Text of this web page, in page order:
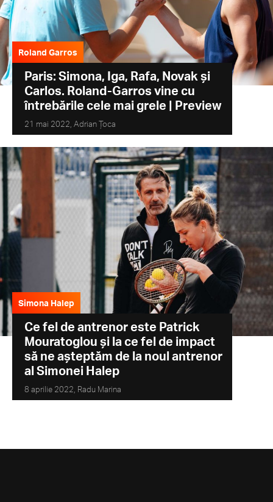
Roland Garros
Paris: Simona, Iga, Rafa, Novak și
Carlos. Roland-Garros vine cu
întrebările cele mai grele | Preview
21 mai 2022, Adrian Țoca
Simona Halep
Ce fel de antrenor este Patrick
Mouratoglou și la ce fel de impact
să ne așteptăm de la noul antrenor
al Simonei Halep
8 aprilie 2022, Radu Marina